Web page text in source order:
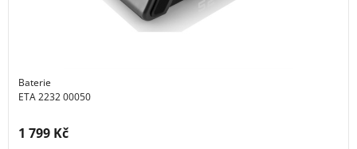
Baterie
ETA 2232 00050
Cena s DPH:
1 799 Kč